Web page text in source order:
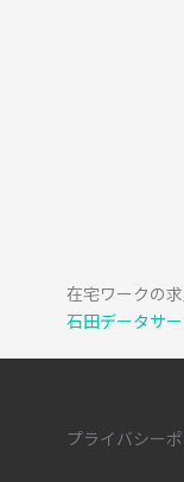
在宅ワークの
石田データサ
プライバシー